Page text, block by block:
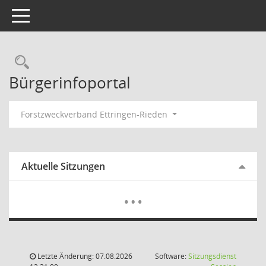
Toggle navigation
Rechercheauswahl
Bürgerinfoportal
Forstzweckverband Ettringen-Rieden
Aktuelle Sitzungen
…Mehr
Letzte Änderung: 07.08.2026
Software:Sitzungsdienst